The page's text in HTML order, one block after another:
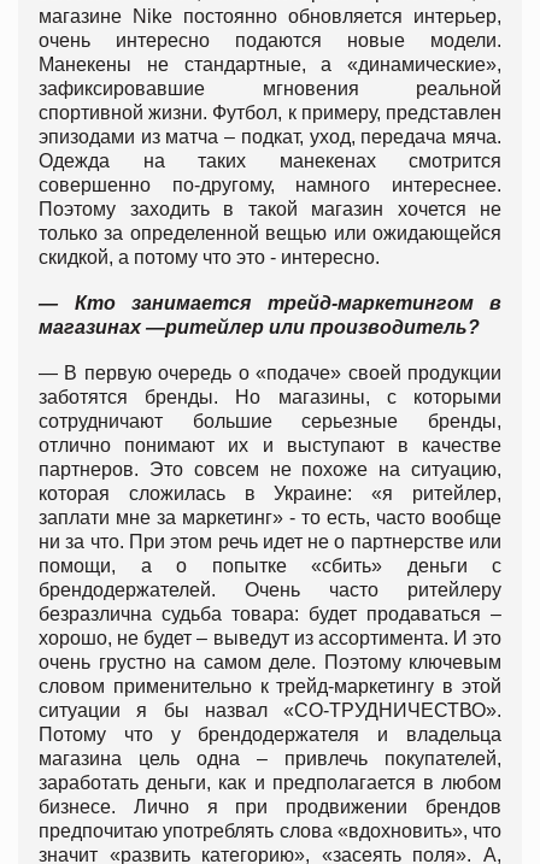
магазине Nike постоянно обновляется интерьер,
очень интересно подаются новые модели.
Манекены не стандартные, а «динамические»,
зафиксировавшие мгновения реальной
спортивной жизни. Футбол, к примеру, представлен
эпизодами из матча – подкат, уход, передача мяча.
Одежда на таких манекенах смотрится
совершенно по-другому, намного интереснее.
Поэтому заходить в такой магазин хочется не
только за определенной вещью или ожидающейся
скидкой, а потому что это - интересно.
— Кто занимается трейд-маркетингом в
магазинах —ритейлер или производитель?
— В первую очередь о «подаче» своей продукции
заботятся бренды. Но магазины, с которыми
сотрудничают большие серьезные бренды,
отлично понимают их и выступают в качестве
партнеров. Это совсем не похоже на ситуацию,
которая сложилась в Украине: «я ритейлер,
заплати мне за маркетинг» - то есть, часто вообще
ни за что. При этом речь идет не о партнерстве или
помощи, а о попытке «сбить» деньги с
брендодержателей. Очень часто ритейлеру
безразлична судьба товара: будет продаваться –
хорошо, не будет – выведут из ассортимента. И это
очень грустно на самом деле. Поэтому ключевым
словом применительно к трейд-маркетингу в этой
ситуации я бы назвал «СО-ТРУДНИЧЕСТВО».
Потому что у брендодержателя и владельца
магазина цель одна – привлечь покупателей,
заработать деньги, как и предполагается в любом
бизнесе. Лично я при продвижении брендов
предпочитаю употреблять слова «вдохновить», что
значит «развить категорию», «засеять поля». А,